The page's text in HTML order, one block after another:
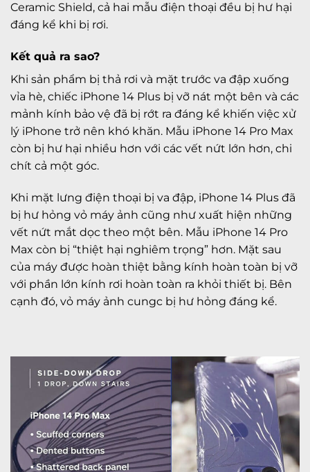
Ceramic Shield, cả hai mẫu điện thoại đều bị hư hại
đáng kể khi bị rơi.
Kết quả ra sao?
Khi sản phẩm bị thả rơi và mặt trước va đập xuống
vỉa hè, chiếc iPhone 14 Plus bị vỡ nát một bên và các
mảnh kính bảo vệ đã bị rớt ra đáng kể khiến việc xử
lý iPhone trở nên khó khăn. Mẫu iPhone 14 Pro Max
còn bị hư hại nhiều hơn với các vết nứt lớn hơn, chi
chít cả một góc.
Khi mặt lưng điện thoại bị va đập, iPhone 14 Plus đã
bị hư hỏng vỏ máy ảnh cũng như xuất hiện những
vết nứt mắt dọc theo một bên. Mẫu iPhone 14 Pro
Max còn bị “thiệt hại nghiêm trọng” hơn. Mặt sau
của máy được hoàn thiệt bằng kính hoàn toàn bị vỡ
với phần lớn kính rơi hoàn toàn ra khỏi thiết bị. Bên
cạnh đó, vỏ máy ảnh cungc bị hư hỏng đáng kể.